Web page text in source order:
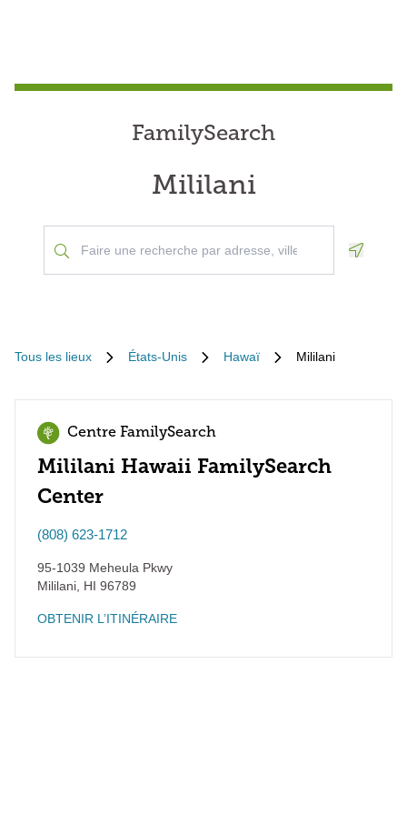
FamilySearch
Mililani
Tous les lieux États-Unis Hawaï Mililani
Centre FamilySearch
Mililani Hawaii FamilySearch
Center
(808) 623-1712
95-1039 Meheula Pkwy
Mililani HI 96789
OBTENIR L’ITINÉRAIRE